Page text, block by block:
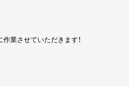
業させていただきます！